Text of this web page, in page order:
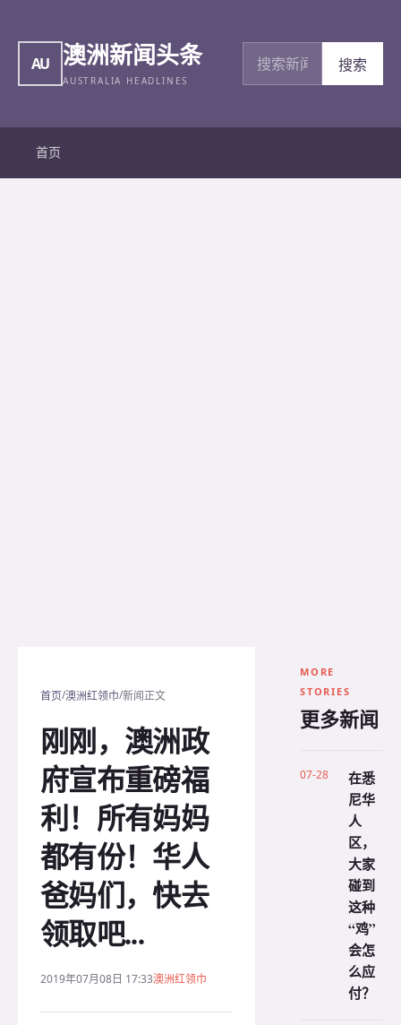
AU 澳洲新闻头条
AUSTRALIA HEADLINES
搜索新闻
搜索
首页
首页/澳洲红领巾/新闻正文
刚刚，澳洲政
府宣布重磅福
利！所有妈妈
都有份！华人
爸妈们，快去
领取吧...
2019年07月08日 17:33澳洲红领巾
MORE
STORIES
更多新闻
07-28
在悉
尼华
人
区，
大家
碰到
这种
“鸡”
会怎
么应
付？